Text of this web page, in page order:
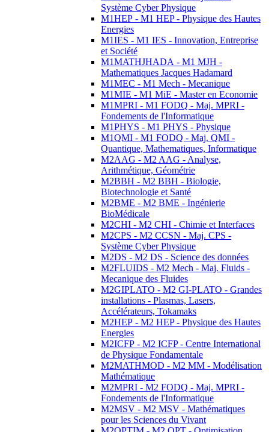
Système Cyber Physique
M1HEP - M1 HEP - Physique des Hautes
Energies
M1IES - M1 IES - Innovation, Entreprise
et Société
M1MATHJHADA - M1 MJH -
Mathematiques Jacques Hadamard
M1MEC - M1 Mech - Mecanique
M1MIE - M1 MiE - Master en Economie
M1MPRI - M1 FODQ - Maj. MPRI -
Fondements de l'Informatique
M1PHYS - M1 PHYS - Physique
M1QMI - M1 FODQ - Maj. QMI -
Quantique, Mathematiques, Informatique
M2AAG - M2 AAG - Analyse,
Arithmétique, Géométrie
M2BBH - M2 BBH - Biologie,
Biotechnologie et Santé
M2BME - M2 BME - Ingénierie
BioMédicale
M2CHI - M2 CHI - Chimie et Interfaces
M2CPS - M2 CCSN - Maj. CPS -
Système Cyber Physique
M2DS - M2 DS - Science des données
M2FLUIDS - M2 Mech - Maj. Fluids -
Mecanique des Fluides
M2GIPLATO - M2 GI-PLATO - Grandes
installations - Plasmas, Lasers,
Accélérateurs, Tokamaks
M2HEP - M2 HEP - Physique des Hautes
Energies
M2ICFP - M2 ICFP - Centre International
de Physique Fondamentale
M2MATHMOD - M2 MM - Modélisation
Mathématique
M2MPRI - M2 FODQ - Maj. MPRI -
Fondements de l'Informatique
M2MSV - M2 MSV - Mathématiques
pour les Sciences du Vivant